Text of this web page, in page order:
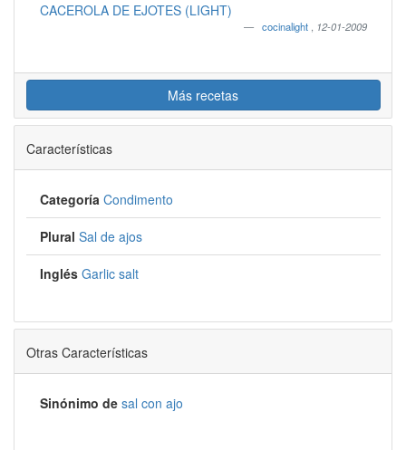
CACEROLA DE EJOTES (LIGHT)
cocinalight 12-01-2009
Más recetas
Características
Categoría Condimento
Plural Sal de ajos
Inglés Garlic salt
Otras Características
Sinónimo de sal con ajo